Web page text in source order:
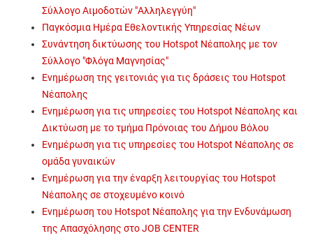
Σύλλογο Αιμοδοτών "Αλληλεγγύη"
Παγκόσμια Ημέρα Εθελοντικής Υπηρεσίας Νέων
Συνάντηση δικτύωσης του Hotspot Νέαπολης με τον
Σύλλογο "Φλόγα Μαγνησίας"
Ενημέρωση της γειτονιάς για τις δράσεις του Hotspot
Νέαπολης
Ενημέρωση για τις υπηρεσίες του Hotspot Νέαπολης και
Δικτύωση με το τμήμα Πρόνοιας του Δήμου Βόλου
Ενημέρωση για τις υπηρεσίες του Hotspot Νέαπολης σε
ομάδα γυναικών
Ενημέρωση για την έναρξη λειτουργίας του Hotspot
Νέαπολης σε στοχευμένο κοινό
Ενημέρωση του Hotspot Νέαπολης για την Ενδυνάμωση
της Απασχόλησης στο JOB CENTER